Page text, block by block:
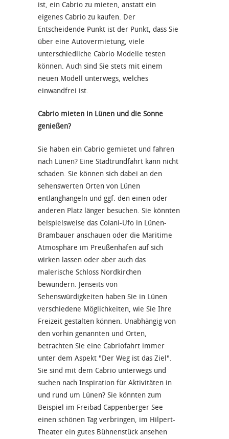
ist, ein Cabrio zu mieten, anstatt ein
eigenes Cabrio zu kaufen. Der
Entscheidende Punkt ist der Punkt, dass Sie
über eine Autovermietung, viele
unterschiedliche Cabrio Modelle testen
können. Auch sind Sie stets mit einem
neuen Modell unterwegs, welches
einwandfrei ist.
Cabrio mieten in Lünen und die Sonne
genießen?
Sie haben ein Cabrio gemietet und fahren
nach Lünen? Eine Stadtrundfahrt kann nicht
schaden. Sie können sich dabei an den
sehenswerten Orten von Lünen
entlanghangeln und ggf. den einen oder
anderen Platz länger besuchen. Sie könnten
beispielsweise das Colani-Ufo in Lünen-
Brambauer anschauen oder die Maritime
Atmosphäre im Preußenhafen auf sich
wirken lassen oder aber auch das
malerische Schloss Nordkirchen
bewundern. Jenseits von
Sehenswürdigkeiten haben Sie in Lünen
verschiedene Möglichkeiten, wie Sie Ihre
Freizeit gestalten können. Unabhängig von
den vorhin genannten und Orten,
betrachten Sie eine Cabriofahrt immer
unter dem Aspekt "Der Weg ist das Ziel".
Sie sind mit dem Cabrio unterwegs und
suchen nach Inspiration für Aktivitäten in
und rund um Lünen? Sie könnten zum
Beispiel im Freibad Cappenberger See
einen schönen Tag verbringen, im Hilpert-
Theater ein gutes Bühnenstück ansehen